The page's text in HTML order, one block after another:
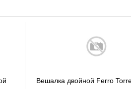
Вешалка двойной Ferro